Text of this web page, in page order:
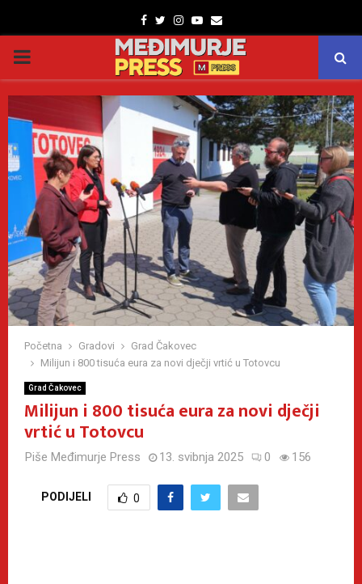
Facebook
TwitterInstagram
Youtube
Email
PRIMARY
MENU
Početna Gradovi
Grad Čakovec
Milijun i 800 tisuća eura za novi dječji vrtić u Totovcu
Grad Čakovec
Milijun i 800 tisuća eura za novi dječji
vrtić u Totovcu
Piše Međimurje Press 13. svibnja 2025 0 156
PODIJELI 0